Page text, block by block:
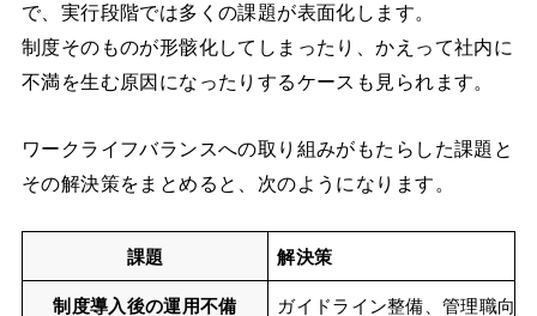
で、実行段階では多くの課題が表面化します。
制度そのものが形骸化してしまったり、かえって社内に
不満を生む原因になったりするケースも見られます。
ワークライフバランスへの取り組みがもたらした課題と
その解決策をまとめると、次のようになります。
課題
解決策
制度導入後の運用不備
ガイドライン整備、管理職向